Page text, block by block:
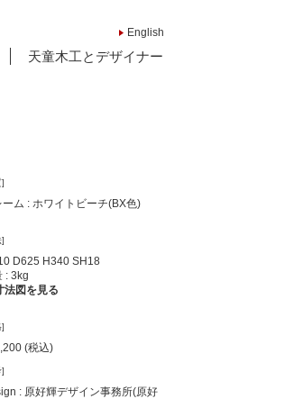
English
天童木工とデザイナー
]
ーム : ホワイトビーチ(BX色)
]
D625 H340 SH18
: 3kg
法図を見る
]
(税込)
]
: 原好輝デザイン事務所(原好